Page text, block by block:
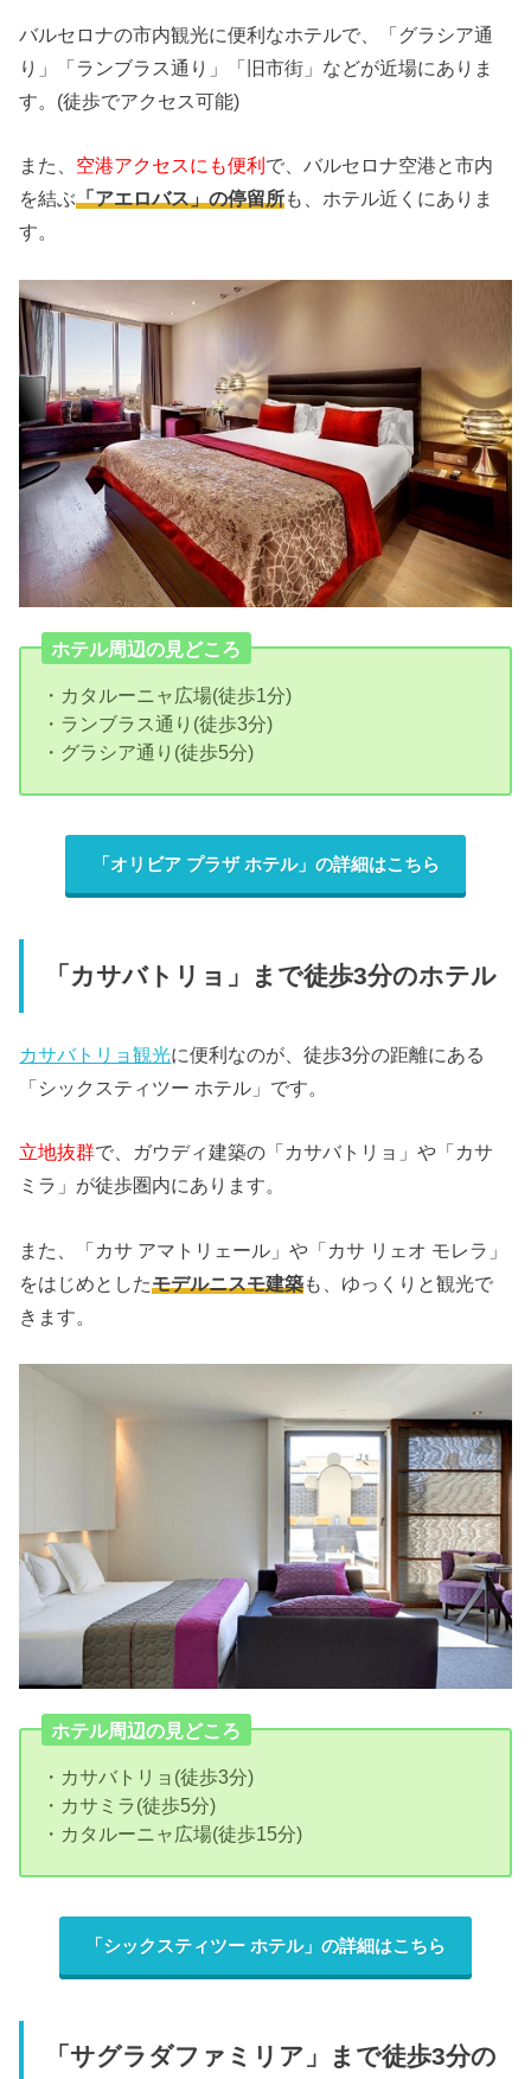
バルセロナの市内観光に便利なホテルで、「グラシア通
り」「ランブラス通り」「旧市街」などが近場にありま
す。(徒歩でアクセス可能)
また、 空港アクセスにも便利 で、バルセロナ空港と市内
を結ぶ「アエロバス」の停留所も、ホテル近くにありま
す。
ホテル周辺の見どころ
・カタルーニャ広場(徒歩1分)
・ランブラス通り(徒歩3分)
・グラシア通り(徒歩5分)
「オリビア プラザ ホテル」の詳細はこちら
「カサバトリョ」まで徒歩3分のホテル
カサバトリョ観光に便利なのが、徒歩3分の距離にある
「シックスティツー ホテル」です。
立地抜群で、ガウディ建築の「カサバトリョ」や「カサ
ミラ」が徒歩圏内にあります。
また、「カサ アマトリェール」や「カサ リェオ モレラ」
をはじめとしたモデルニスモ建築も、ゆっくりと観光で
きます。
ホテル周辺の見どころ
・カサバトリョ(徒歩3分)
・カサミラ(徒歩5分)
・カタルーニャ広場(徒歩15分)
「シックスティツー ホテル」の詳細はこちら
「サグラダファミリア」まで徒歩3分の